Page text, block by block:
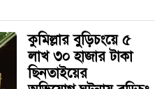
কুমিল্লার বুড়িচংয়ে ৫
লাখ ৩০ হাজার টাকা
ছিনতাইয়ের